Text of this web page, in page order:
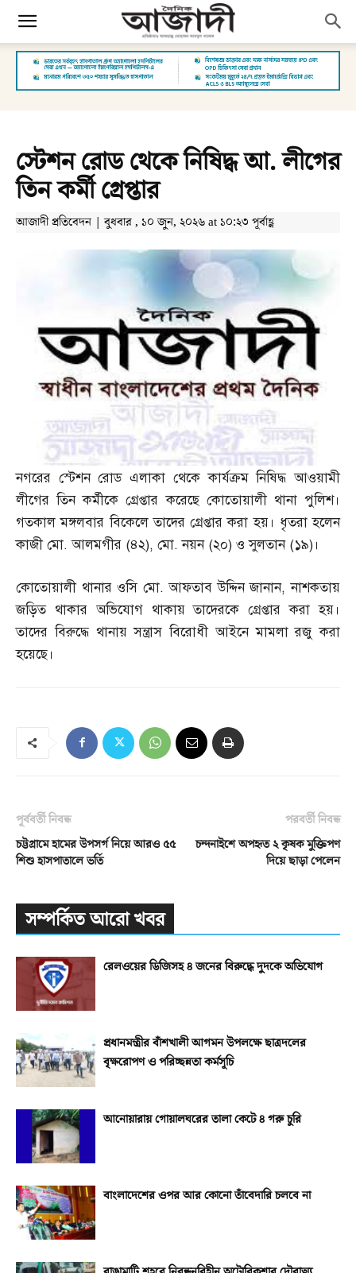
স্টেশন রোড থেকে নিষিদ্ধ আ. লীগের
তিন কর্মী গ্রেপ্তার
আজাদী প্রতিবেদন | বুধবার , ১০ জুন, ২০২৬ at ১০:২৩ পূর্বাহ্ণ
নগরের স্টেশন রোড এলাকা থেকে কার্যক্রম নিষিদ্ধ আওয়ামী
লীগের তিন কর্মীকে গ্রেপ্তার করেছে কোতোয়ালী থানা পুলিশ।
গতকাল মঙ্গলবার বিকেলে তাদের গ্রেপ্তার করা হয়। ধৃতরা হলেন
কাজী মো.আলমগীর (৪২), মো.নয়ন (২০) ও সুলতান (১৯)।
কোতোয়ালী থানার ওসি মো.আফতাব উদ্দিন জানান,নাশকতায়
জড়িত থাকার অভিযোগ থাকায় তাদেরকে গ্রেপ্তার করা হয়।
তাদের বিরুদ্ধে থানায় সন্ত্রাস বিরোধী আইনে মামলা রজু করা
হয়েছে।
পূর্ববর্তী নিবন্ধ
চট্টগ্রামে হামের উপসর্গ নিয়ে আরও ৫৫
শিশু হাসপাতালে ভর্তি
পরবর্তী নিবন্ধ
চন্দনাইশে অপহৃত ২ কৃষক মুক্তিপণ
দিয়ে ছাড়া পেলেন
সম্পর্কিত আরো খবর
রেলওয়ের ডিজিসহ ৪ জনের বিরুদ্ধে দুদকে অভিযোগ
প্রধানমন্ত্রীর বাঁশখালী আগমন উপলক্ষে ছাত্রদলের
বৃক্ষরোপণ ও পরিচ্ছন্নতা কর্মসূচি
আনোয়ারায় গোয়ালঘরের তালা কেটে ৪ গরু চুরি
বাংলাদেশের ওপর আর কোনো তাঁবেদারি চলবে না